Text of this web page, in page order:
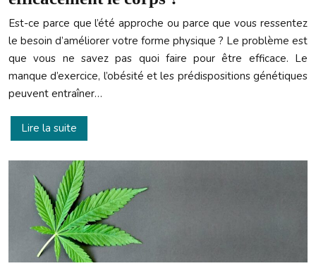
Est-ce parce que l’été approche ou parce que vous ressentez
le besoin d’améliorer votre forme physique ? Le problème est
que vous ne savez pas quoi faire pour être efficace. Le
manque d’exercice, l’obésité et les prédispositions génétiques
peuvent entraîner…
Lire la suite